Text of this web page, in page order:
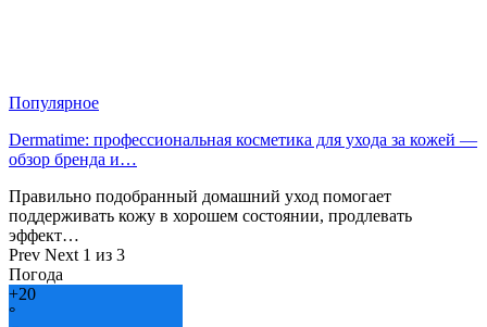
Популярное
Dermatime: профессиональная косметика для ухода за кожей —
обзор бренда и…
Правильно подобранный домашний уход помогает
поддерживать кожу в хорошем состоянии, продлевать
эффект…
Prev Next 1 из 3
Погода
+20
°